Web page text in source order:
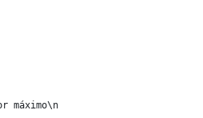
máximo\n